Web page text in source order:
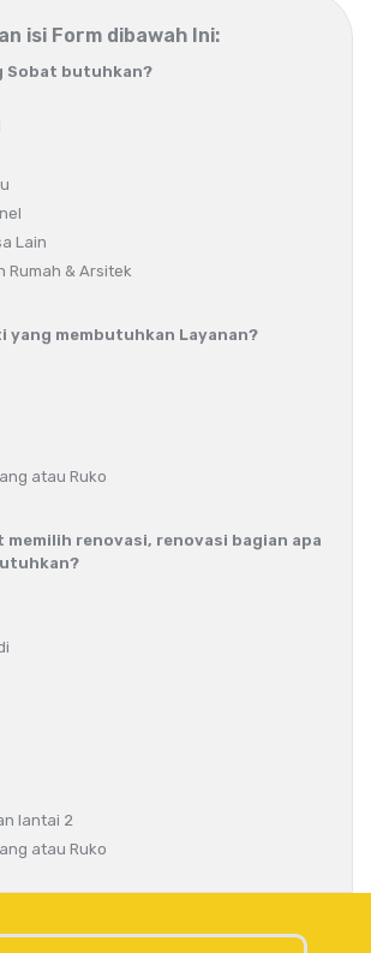
isi Form dibawah Ini:
Sobat butuhkan?
Lain
Rumah & Arsitek
yang membutuhkan Layanan?
atau Ruko
memilih renovasi, renovasi bagian apa
lantai 2
atau Ruko